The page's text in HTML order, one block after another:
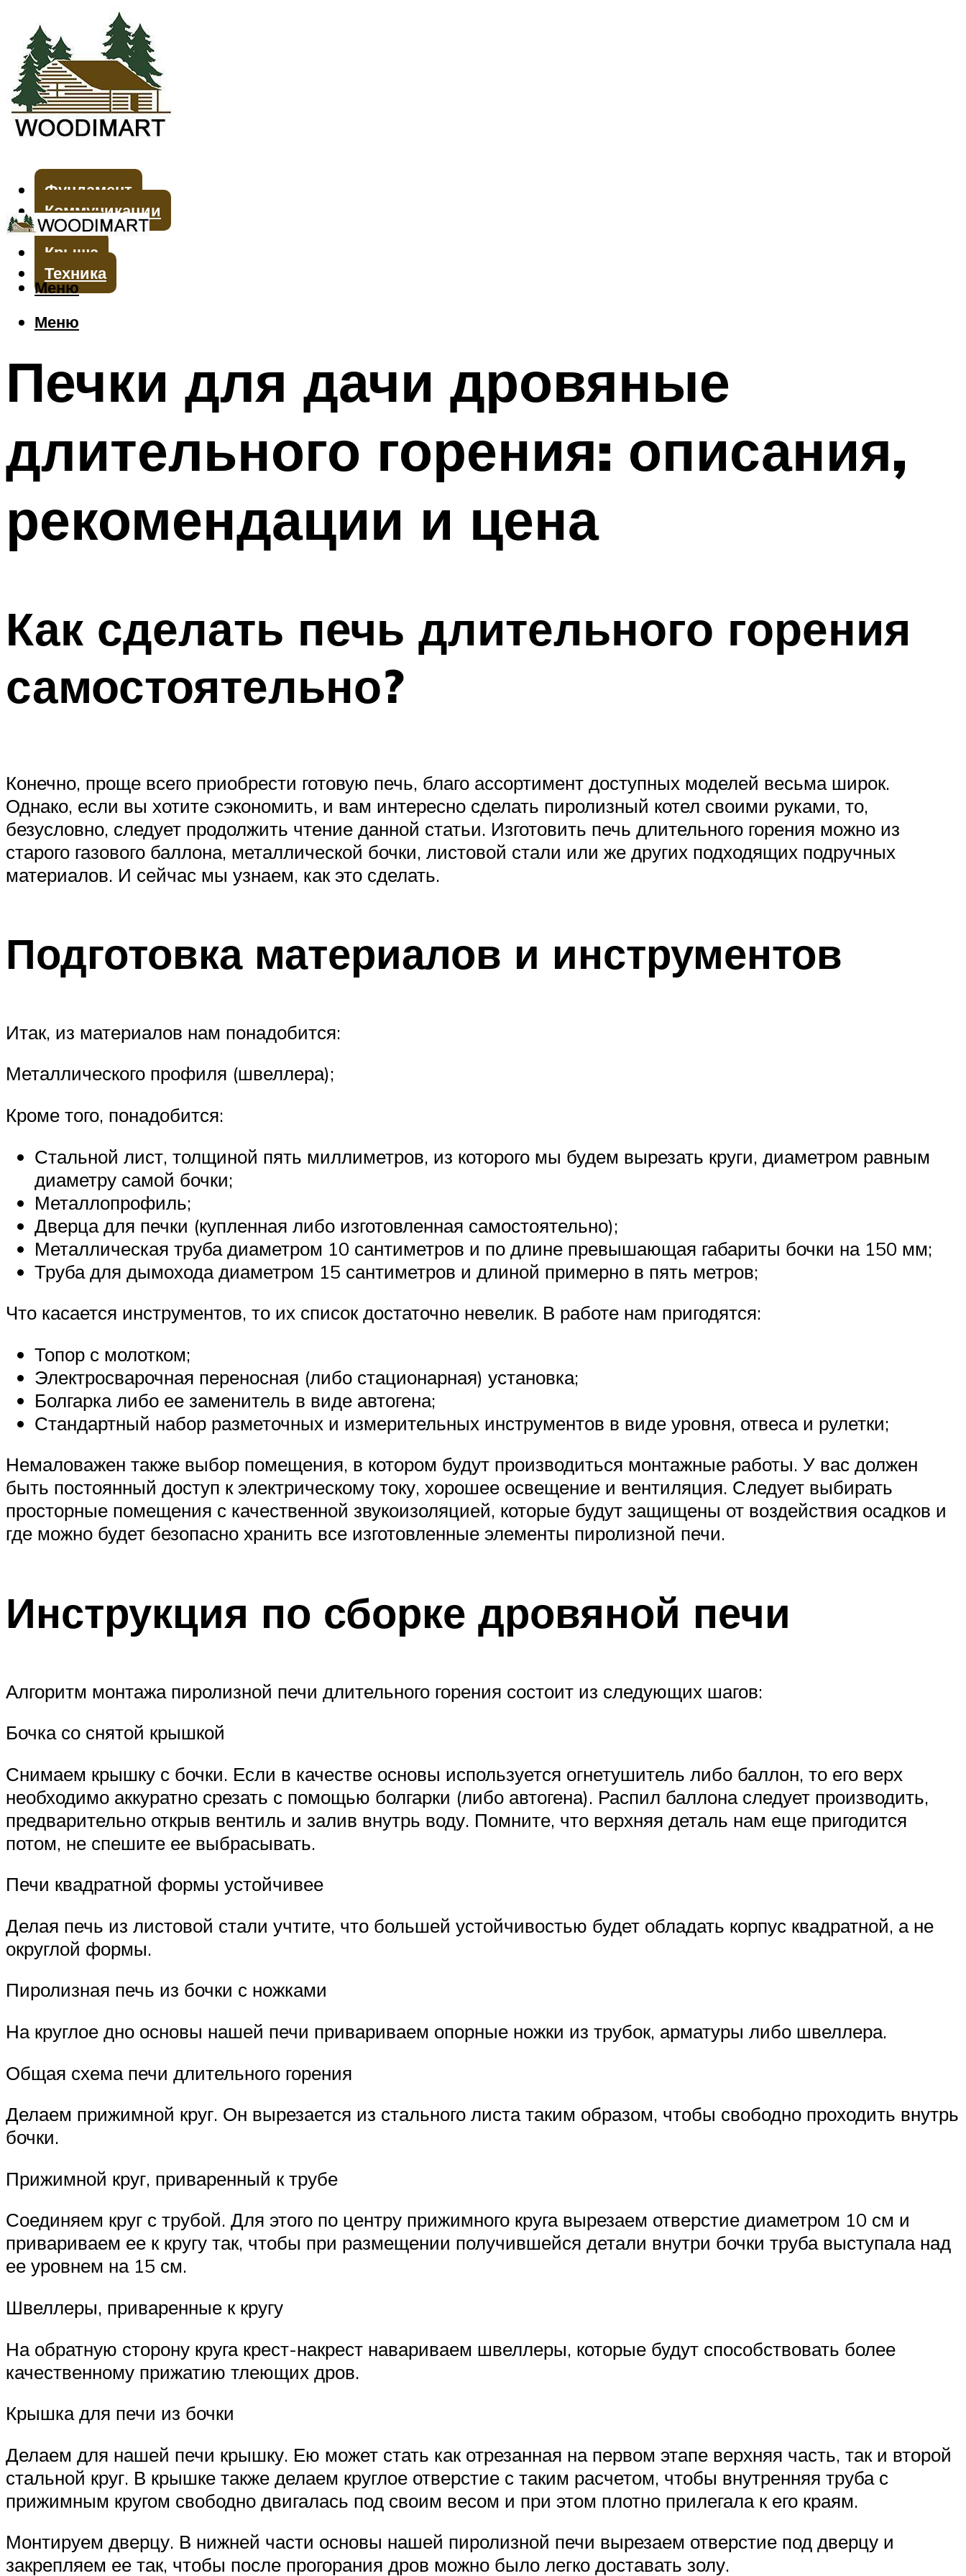
Фундамент
Коммуникации
Стены
Крыша
Техника
Меню
Меню
Печки для дачи дровяные
длительного горения: описания,
рекомендации и цена
Как сделать печь длительного горения
самостоятельно?
Конечно, проще всего приобрести готовую печь, благо ассортимент доступных моделей весьма широк.
Однако, если вы хотите сэкономить, и вам интересно сделать пиролизный котел своими руками, то,
безусловно, следует продолжить чтение данной статьи. Изготовить печь длительного горения можно из
старого газового баллона, металлической бочки, листовой стали или же других подходящих подручных
материалов. И сейчас мы узнаем, как это сделать.
Подготовка материалов и инструментов
Итак, из материалов нам понадобится:
Металлического профиля (швеллера);
Кроме того, понадобится:
Стальной лист, толщиной пять миллиметров, из которого мы будем вырезать круги, диаметром равным
диаметру самой бочки;
Металлопрофиль;
Дверца для печки (купленная либо изготовленная самостоятельно);
Металлическая труба диаметром 10 сантиметров и по длине превышающая габариты бочки на 150 мм;
Труба для дымохода диаметром 15 сантиметров и длиной примерно в пять метров;
Что касается инструментов, то их список достаточно невелик. В работе нам пригодятся:
Топор с молотком;
Электросварочная переносная (либо стационарная) установка;
Болгарка либо ее заменитель в виде автогена;
Стандартный набор разметочных и измерительных инструментов в виде уровня, отвеса и рулетки;
Немаловажен также выбор помещения, в котором будут производиться монтажные работы. У вас должен
быть постоянный доступ к электрическому току, хорошее освещение и вентиляция. Следует выбирать
просторные помещения с качественной звукоизоляцией, которые будут защищены от воздействия осадков и
где можно будет безопасно хранить все изготовленные элементы пиролизной печи.
Инструкция по сборке дровяной печи
Алгоритм монтажа пиролизной печи длительного горения состоит из следующих шагов:
Бочка со снятой крышкой
Снимаем крышку с бочки. Если в качестве основы используется огнетушитель либо баллон, то его верх
необходимо аккуратно срезать с помощью болгарки (либо автогена). Распил баллона следует производить,
предварительно открыв вентиль и залив внутрь воду. Помните, что верхняя деталь нам еще пригодится
потом, не спешите ее выбрасывать.
Печи квадратной формы устойчивее
Делая печь из листовой стали учтите, что большей устойчивостью будет обладать корпус квадратной, а не
округлой формы.
Пиролизная печь из бочки с ножками
На круглое дно основы нашей печи привариваем опорные ножки из трубок, арматуры либо швеллера.
Общая схема печи длительного горения
Делаем прижимной круг. Он вырезается из стального листа таким образом, чтобы свободно проходить внутрь
бочки.
Прижимной круг, приваренный к трубе
Соединяем круг с трубой. Для этого по центру прижимного круга вырезаем отверстие диаметром 10 см и
привариваем ее к кругу так, чтобы при размещении получившейся детали внутри бочки труба выступала над
ее уровнем на 15 см.
Швеллеры, приваренные к кругу
На обратную сторону круга крест-накрест навариваем швеллеры, которые будут способствовать более
качественному прижатию тлеющих дров.
Крышка для печи из бочки
Делаем для нашей печи крышку. Ею может стать как отрезанная на первом этапе верхняя часть, так и второй
стальной круг. В крышке также делаем круглое отверстие с таким расчетом, чтобы внутренняя труба с
прижимным кругом свободно двигалась под своим весом и при этом плотно прилегала к его краям.
Монтируем дверцу. В нижней части основы нашей пиролизной печи вырезаем отверстие под дверцу и
закрепляем ее так, чтобы после прогорания дров можно было легко доставать золу.